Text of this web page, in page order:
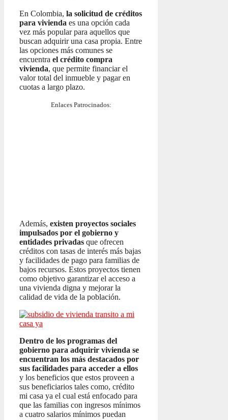
En Colombia, la solicitud de créditos
para vivienda es una opción cada
vez más popular para aquellos que
buscan adquirir una casa propia. Entre
las opciones más comunes se
encuentra el crédito compra
vivienda, que permite financiar el
valor total del inmueble y pagar en
cuotas a largo plazo.
Enlaces Patrocinados:
Además, existen proyectos sociales
impulsados por el gobierno y
entidades privadas que ofrecen
créditos con tasas de interés más bajas
y facilidades de pago para familias de
bajos recursos. Estos proyectos tienen
como objetivo garantizar el acceso a
una vivienda digna y mejorar la
calidad de vida de la población.
Dentro de los programas del
gobierno para adquirir vivienda se
encuentran los más destacados por
sus facilidades para acceder a ellos
y los beneficios que estos proveen a
sus beneficiarios tales como, crédito
mi casa ya el cual está enfocado para
que las familias con ingresos mínimos
a cuatro salarios mínimos puedan